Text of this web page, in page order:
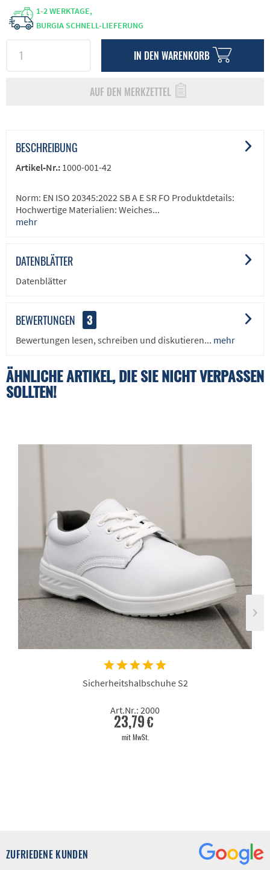
1-2 WERKTAGE,
BURGIA SCHNELL-LIEFERUNG
IN DEN WARENKORB
AUF DEN MERKZETTEL
BESCHREIBUNG
Artikel-Nr.: 1000-001-42
Norm: EN ISO 20345:2022 SB A E SR FO Produktdetails:
Hochwertige Materialien: Weiches...
mehr
DATENBLÄTTER
Datenblätter
BEWERTUNGEN 3
Bewertungen lesen, schreiben und diskutieren... mehr
ÄHNLICHE ARTIKEL, DIE SIE NICHT VERPASSEN
SOLLTEN!
Sicherheitshalbschuhe S2
Art.Nr.: 2000
23,79 €
mit MwSt.
ZUFRIEDENE KUNDEN